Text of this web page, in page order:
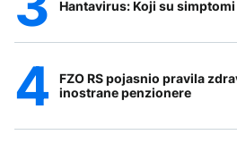
Hantavirus: Koji su
FZO RS pojasnio pravila
inostrane penzionere